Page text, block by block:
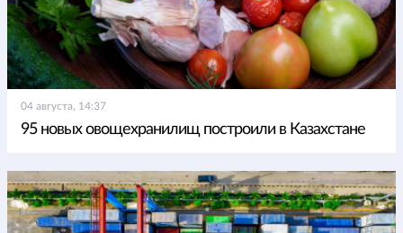
04 августа, 14:37
95 новых овощехранилищ построили в Казахстане